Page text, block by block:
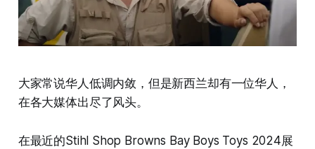
大家常说华人低调内敛，但是新西兰却有一位华人，
在各大媒体出尽了风头。
在最近的Stihl Shop Browns Bay Boys Toys 2024展